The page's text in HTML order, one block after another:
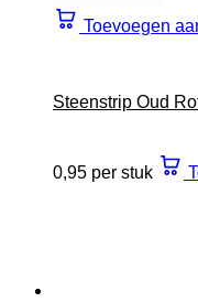
Toevoegen
Steenstrip Oud
0,95 per stuk